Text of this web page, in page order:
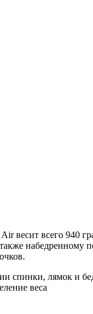
весит всего 940
набедренному
спинки, лямок и
веса